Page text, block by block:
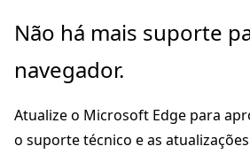
Pular
o
principal
Não há mais suporte
navegador.
Atualize o Microsoft Edge para
o suporte técnico e as